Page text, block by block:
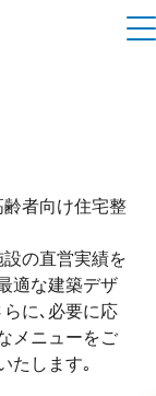
齢者向け住宅整
の直営実績を
適な建築デザ
らに､必要に応
メニューをご
たします｡